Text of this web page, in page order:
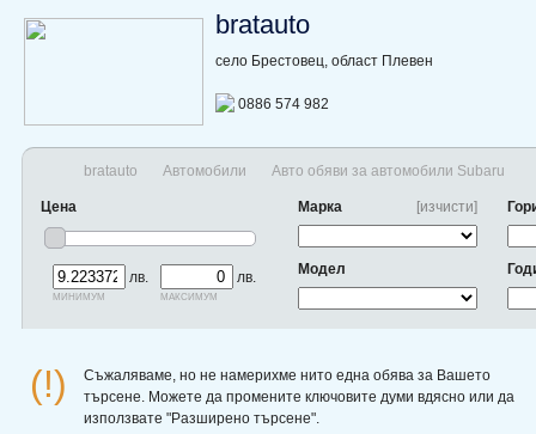
bratauto
село Брестовец, област Плевен
0886 574 982
bratauto Автомобили Авто обяви за автомобили Subaru
Цена
лв.
минимум
лв.
максимум
[изчисти]
Марка
Модел
(!)
Съжаляваме, но не намерихме нито една обява за Вашето
търсене. Можете да промените ключовите думи вдясно или да
използвате "Разширено търсене".